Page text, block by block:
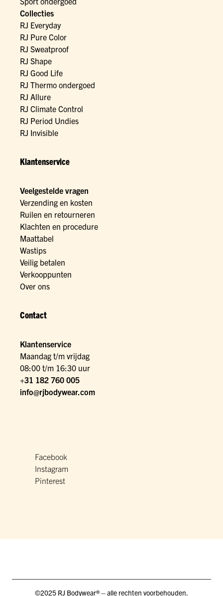
Collecties
RJ Everyday
RJ Pure Color
RJ Sweatproof
RJ Shape
RJ Good Life
RJ Thermo ondergoed
RJ Allure
RJ Climate Control
RJ Period Undies
RJ Invisible
Klantenservice
Veelgestelde vragen
Verzending en kosten
Ruilen en retourneren
Klachten en procedure
Maattabel
Wastips
Veilig betalen
Verkooppunten
Over ons
Contact
Klantenservice
Maandag t/m vrijdag
08:00 t/m 16:30 uur
+31 182 760 005
info@rjbodywear.com
Facebook
Instagram
Pinterest
©2025 RJ Bodywear® – alle rechten voorbehouden.